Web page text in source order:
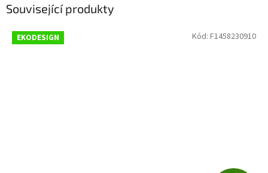
Související produkty
EKODESIGN Kód: F1458230910